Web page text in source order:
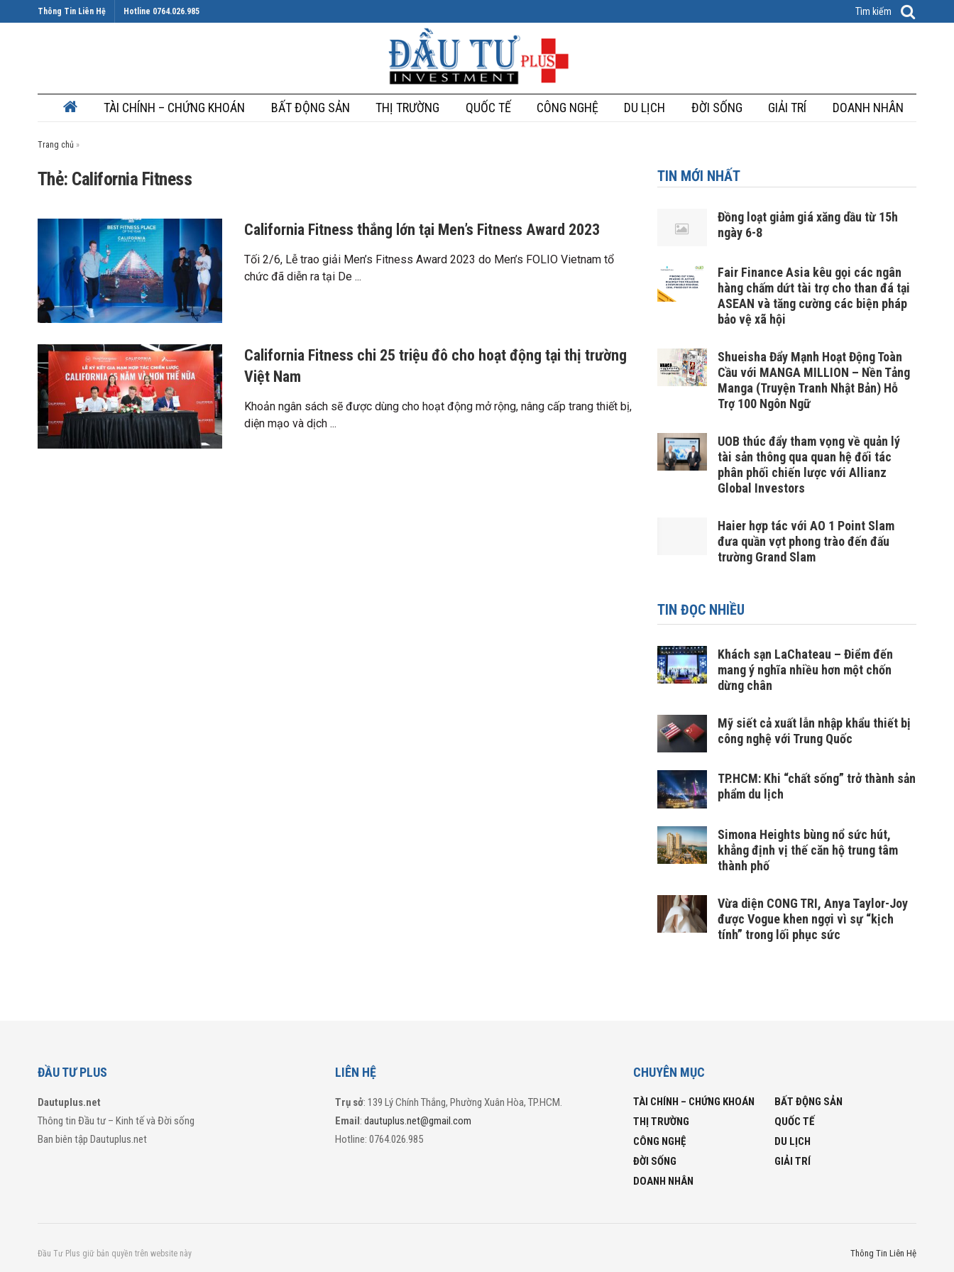
Thông Tin Liên Hệ Hotline 0764.026.985
TÀI CHÍNH – CHỨNG KHOÁN BẤT ĐỘNG SẢN THỊ TRƯỜNG QUỐC TẾ CÔNG NGHỆ DU LỊCH ĐỜI SỐNG GIẢI TRÍ DOANH NHÂN
Trang chủ »
Thẻ: California Fitness
California Fitness thắng lớn tại Men’s Fitness Award 2023
Tối 2/6, Lễ trao giải Men’s Fitness Award 2023 do Men’s FOLIO Vietnam tổ
chức đã diễn ra tại De ...
California Fitness chi 25 triệu đô cho hoạt động tại thị trường
Việt Nam
Khoản ngân sách sẽ được dùng cho hoạt động mở rộng, nâng cấp trang thiết bị,
diện mạo và dịch ...
TIN MỚI NHẤT
Đồng loạt giảm giá xăng dầu từ 15h
ngày 6-8
Fair Finance Asia kêu gọi các ngân
hàng chấm dứt tài trợ cho than đá tại
ASEAN và tăng cường các biện pháp
bảo vệ xã hội
Shueisha Đẩy Mạnh Hoạt Động Toàn
Cầu với MANGA MILLION – Nền Tảng
Manga (Truyện Tranh Nhật Bản) Hỗ
Trợ 100 Ngôn Ngữ
UOB thúc đẩy tham vọng về quản lý
tài sản thông qua quan hệ đối tác
phân phối chiến lược với Allianz
Global Investors
Haier hợp tác với AO 1 Point Slam
đưa quần vợt phong trào đến đấu
trường Grand Slam
TIN ĐỌC NHIỀU
Khách sạn LaChateau – Điểm đến
mang ý nghĩa nhiều hơn một chốn
dừng chân
Mỹ siết cả xuất lẫn nhập khẩu thiết bị
công nghệ với Trung Quốc
TP.HCM: Khi “chất sống” trở thành sản
phẩm du lịch
Simona Heights bùng nổ sức hút,
khẳng định vị thế căn hộ trung tâm
thành phố
Vừa diện CONG TRI, Anya Taylor-Joy
được Vogue khen ngợi vì sự “kịch
tính” trong lối phục sức
ĐẦU TƯ PLUS
Dautuplus.net
Thông tin Đầu tư – Kinh tế và Đời sống
Ban biên tập Dautuplus.net
LIÊN HỆ
Trụ sở: 139 Lý Chính Thắng, Phường Xuân Hòa, TP.HCM.
Email:dautuplus.net@gmail.com
Hotline: 0764.026.985
CHUYÊN MỤC
TÀI CHÍNH – CHỨNG KHOÁN
BẤT ĐỘNG SẢN
THỊ TRƯỜNG
QUỐC TẾ
CÔNG NGHỆ
DU LỊCH
ĐỜI SỐNG
GIẢI TRÍ
DOANH NHÂN
Thông Tin Liên Hệ
Đầu Tư Plus giữ bản quyền trên website này